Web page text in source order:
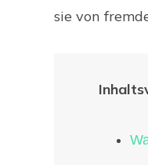
sie von